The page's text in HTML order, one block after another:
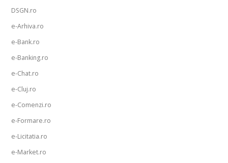
DSGN.ro
e-Arhiva.ro
e-Bank.ro
e-Banking.ro
e-Chat.ro
e-Cluj.ro
e-Comenzi.ro
e-Formare.ro
e-Licitatia.ro
e-Market.ro